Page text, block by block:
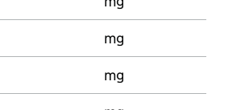
mg
mg